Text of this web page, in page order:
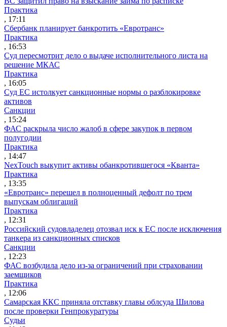
Практика
, 17:11
Сбербанк планирует банкротить «Евротранс»
Практика
, 16:53
Суд пересмотрит дело о выдаче исполнительного листа на
решение МКАС
Практика
, 16:05
Суд ЕС истолкует санкционные нормы о разблокировке
активов
Санкции
, 15:24
ФАС раскрыла число жалоб в сфере закупок в первом
полугодии
Практика
, 14:47
NexTouch выкупит активы обанкротившегося «Кванта»
Практика
, 13:35
«Евротранс» перешел в полноценный дефолт по трем
выпускам облигаций
Практика
, 12:31
Российский судовладелец отозвал иск к ЕС после исключения
танкера из санкционных списков
Санкции
, 12:23
ФАС возбудила дело из-за ограничений при страховании
заемщиков
Практика
, 12:06
Самарская ККС приняла отставку главы облсуда Шилова
после проверки Генпрокуратуры
Судьи